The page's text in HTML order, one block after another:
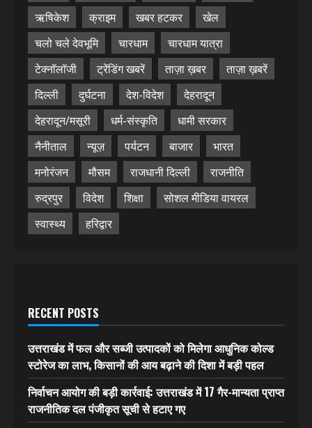
ऋषिकेश
क्राइम खबर हटकर
खेल
चलो चले देवभूमि
चारधाम
चारधाम यात्रा
टेक्नॉलॉजी
ट्रेंडिंग खबरें ताज़ा ख़बर
ताज़ा ख़बरें
दिल्ली
दुर्घटना देश-विदेश
देहरादून
देहरादून/मसूरी
धर्म-संस्कृति
धामी सरकार
नैनीताल
न्यूज़ पर्यटन बाजार
भारत
मनोरंजन
मौसम राजधानी दिल्ली
राजनीति
रुद्रपुर
विदेश शिक्षा
सोशल मीडिया वायरल
स्वास्थ्य
हरिद्वार
RECENT POSTS
उत्तराखंड में फल और सब्जी उत्पादकों को मिलेगा आधुनिक कोल्ड
स्टोरेज का लाभ, किसानों की आय बढ़ाने की दिशा में बड़ी पहल
निर्वाचन आयोग की बड़ी कार्रवाई: उत्तराखंड में 17 गैर-मान्यता प्राप्त
राजनीतिक दल पंजीकृत सूची से हटाए गए